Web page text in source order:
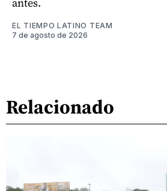
EL TIEMPO LATINO TEAM
7 de agosto de 2026
Relacionado